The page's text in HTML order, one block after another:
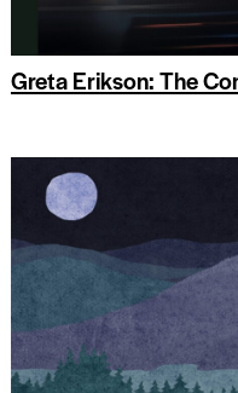
Greta Erikson: The